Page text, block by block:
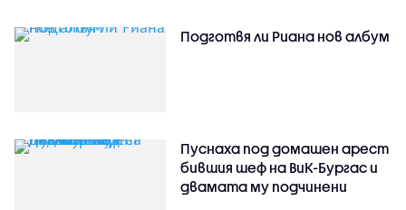
Подготвя ли Риана нов албум
Пуснаха под домашен арест
бившия шеф на ВиК-Бургас и
двамата му подчинени